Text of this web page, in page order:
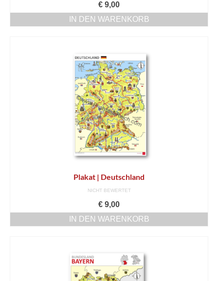
Bücher
Kinderbücher
Bilderbücher
Jugendbücher
Sach-/Schulbücher
Ortschroniken | Regionalia
AGs – Werkstätten – FeriPro
Download Formulare
Lesungen
€ 9,00
IN DEN WARENKORB
Plakat | Deutschland
NICHT BEWERTET
€ 9,00
IN DEN WARENKORB